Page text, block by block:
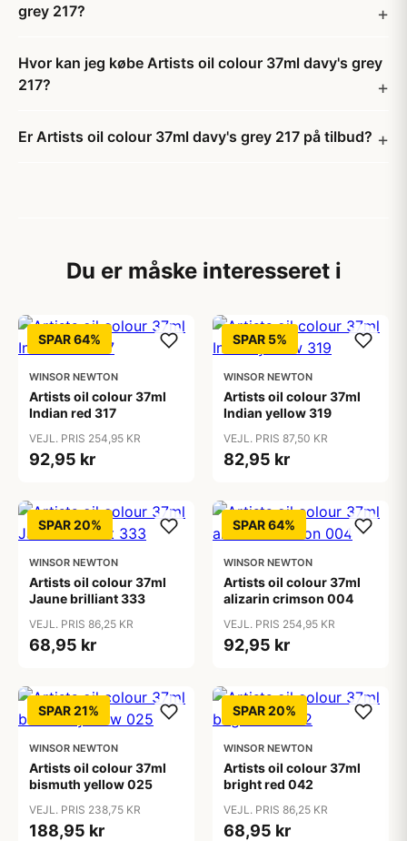
grey 217?
Hvor kan jeg købe Artists oil colour 37ml davy's grey
217?
Er Artists oil colour 37ml davy's grey 217 på tilbud?
Du er måske interesseret i
SPAR 64%
WINSOR NEWTON
Artists oil colour 37ml
Indian red 317
VEJL. PRIS 254,95 KR
92,95 kr
SPAR 5%
WINSOR NEWTON
Artists oil colour 37ml
Indian yellow 319
VEJL. PRIS 87,50 KR
82,95 kr
SPAR 20%
WINSOR NEWTON
Artists oil colour 37ml
Jaune brilliant 333
VEJL. PRIS 86,25 KR
68,95 kr
SPAR 64%
WINSOR NEWTON
Artists oil colour 37ml
alizarin crimson 004
VEJL. PRIS 254,95 KR
92,95 kr
SPAR 21%
WINSOR NEWTON
Artists oil colour 37ml
bismuth yellow 025
VEJL. PRIS 238,75 KR
188,95 kr
SPAR 20%
WINSOR NEWTON
Artists oil colour 37ml
bright red 042
VEJL. PRIS 86,25 KR
68,95 kr